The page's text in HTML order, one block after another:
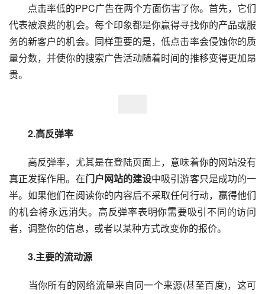
点击率低的PPC广告在两个方面伤害了你。首先，它们
代表被浪费的机会。每个印象都是你赢得寻找你的产品或服
务的新客户的机会。同样重要的是，低点击率会侵蚀你的质
量分数，并使你的搜索广告活动随着时间的推移变得更加昂
贵。
2.高反弹率
高反弹率，尤其是在登陆页面上，意味着你的网站没有
真正发挥作用。在门户网站的建设中吸引游客只是成功的一
半。如果他们在阅读你的内容后不采取任何行动，赢得他们
的机会将永远消失。高反弹率表明你需要吸引不同的访问
者，调整你的信息，或者以某种方式改变你的报价。
3.主要的流动源
当你所有的网络流量来自同一个来源(甚至百度)，这可